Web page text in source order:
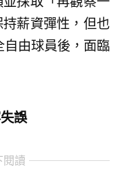
薪資彈性，但也
由球員後，面臨
誤
閱讀